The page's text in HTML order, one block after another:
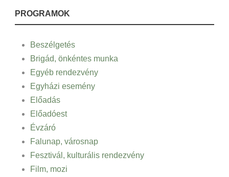
PROGRAMOK
Beszélgetés
Brigád, önkéntes munka
Egyéb rendezvény
Egyházi esemény
Előadás
Előadóest
Évzáró
Falunap, városnap
Fesztivál, kulturális rendezvény
Film, mozi